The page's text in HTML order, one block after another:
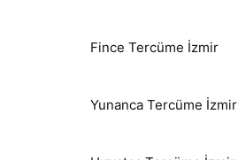
Fince Tercüme İzmir
Yunanca Tercüme İzmir